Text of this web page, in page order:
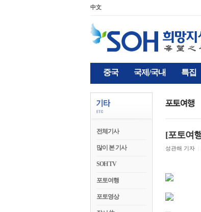
中文
중국 국제/국내 특집
전체기사
많이 본 기사
SOH TV
포토여행
포토영상
[포토여
성관해 기자